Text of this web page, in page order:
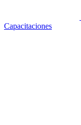
Capacitaciones